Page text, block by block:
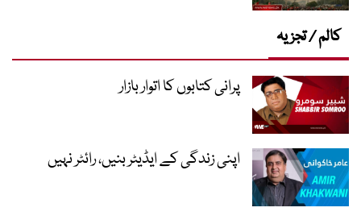
کالم / تجزیہ
پرانی کتابوں کا اتوار بازار
اپنی زندگی کے ایڈیٹر بنیں، رائٹر نہیں